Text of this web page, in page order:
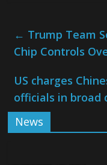
← Trump Team
Chip Controls
US charges
officials in broad
News